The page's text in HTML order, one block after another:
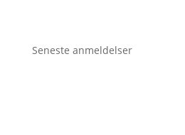
Seneste anmeldelser